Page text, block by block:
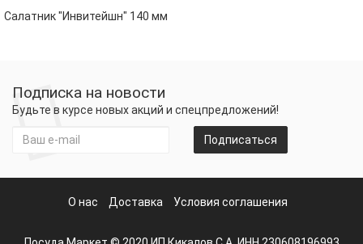
Салатник "Инвитейшн" 140 мм
Подписка на новости
Будьте в курсе новых акций и спецпредложений!
Подписаться
О нас Доставка Условия соглашения